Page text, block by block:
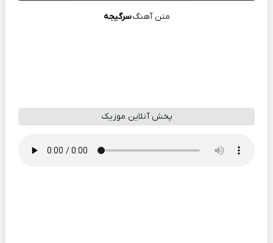
متن آهنگسرگیجه
پخش آنلاین موزیک